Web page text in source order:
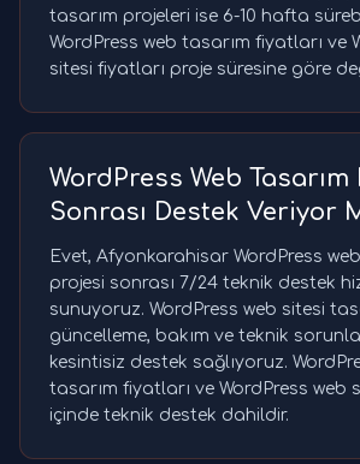
tasarım projeleri ise 6-10 hafta
WordPress web tasarım fiyatları ve
sitesi fiyatları proje süresine göre
WordPress Web Tasarım
Sonrası Destek Veriyor
Evet, Afyonkarahisar WordPress
projesi sonrası 7/24 teknik destek
sunuyoruz. WordPress web sitesi
güncelleme, bakım ve teknik
kesintisiz destek sağlıyoruz.
tasarım fiyatları ve WordPress web
içinde teknik destek dahildir.